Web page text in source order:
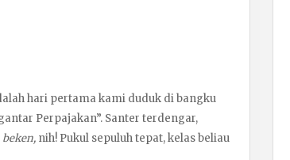
hari pertama kami duduk di bangku
Perpajakan”. Santer terdengar,
beken, nih! Pukul sepuluh tepat, kelas beliau